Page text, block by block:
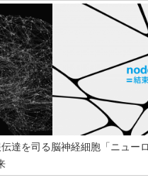
達を司る脳神経細胞「ニュー